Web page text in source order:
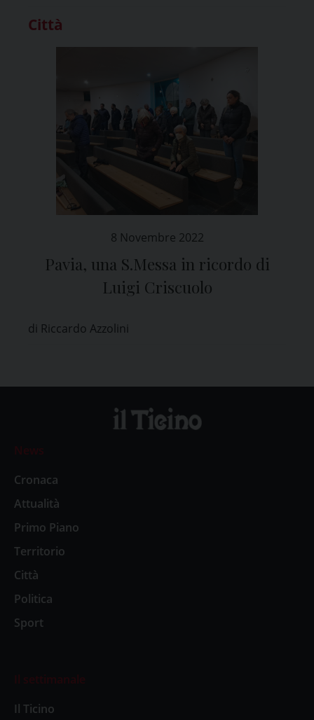
Città
8 Novembre 2022
Pavia, una S.Messa in ricordo di
Luigi Criscuolo
di Riccardo Azzolini
News
Cronaca
Attualità
Primo Piano
Territorio
Città
Politica
Sport
Il settimanale
Il Ticino